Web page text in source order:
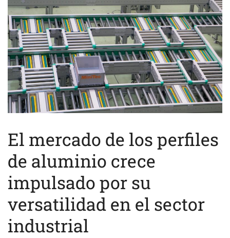
El mercado de los perfiles
de aluminio crece
impulsado por su
versatilidad en el sector
industrial